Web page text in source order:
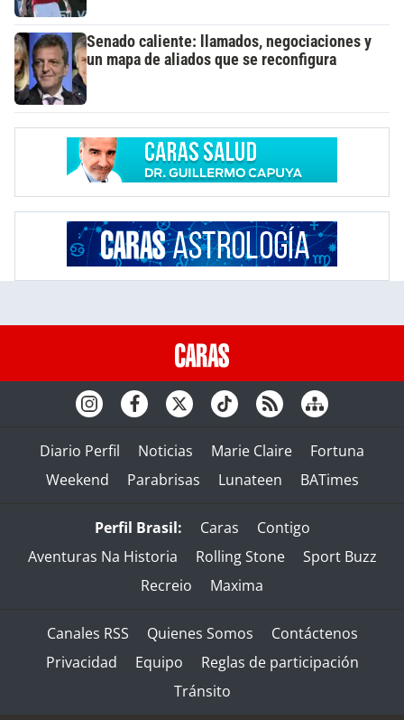
Senado caliente: llamados, negociaciones y
un mapa de aliados que se reconfigura
Diario Perfil Noticias Marie Claire
Fortuna
Weekend
Parabrisas Lunateen BATimes
Perfil Brasil: Caras
Contigo
Aventuras Na Historia
Rolling Stone
Sport Buzz
Recreio
Maxima
Canales RSS Quienes Somos
Contáctenos
Privacidad
Equipo
Reglas de participación
Tránsito